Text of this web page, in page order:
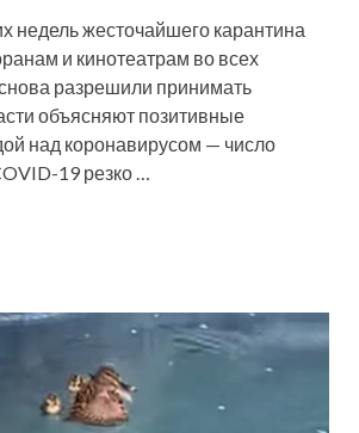
недель жесточайшего карантина
и кинотеатрам во всех
разрешили принимать
объясняют позитивные
над коронавирусом — число
19 резко …